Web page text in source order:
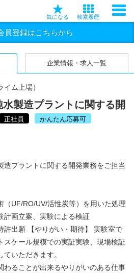
気になる 検索履歴
員登録はこちらから
企業情報・求人一覧
ム上場）
水製造プラントに関する開
正社員 かんたん応募可
造プラントに関する開発業務をご担当
（UF/RO/UV/活性炭等）を用いた処理
計画立案、実験による検証
許出願 【やりがい・期待】 実験室で
スケール規模での実証実験、現場検証
いただきます。
わることが出来るやりがいのある仕事